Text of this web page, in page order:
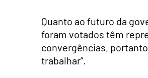
Quanto ao futuro da
foram votados têm
convergências,
trabalhar”.